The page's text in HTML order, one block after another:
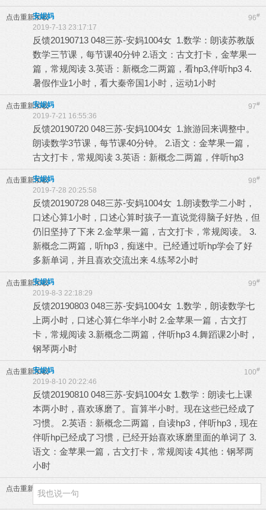
点击重新加载 96#
安妮妈
2019-7-13 23:17:17
反馈20190713 048三苏-安妈1004女 1.数学：朗读苏教版
数学三节课，每节课40分钟 2.语文：古文打卡，金苹果一
篇，常规阅读 3.英语：新概念二两篇，看hp3,伴听hp3 4.
暑假作业1小时，看大秦帝国1小时，运动1小时
点击重新加载 97#
安妮妈
2019-7-21 16:55:36
反馈20190720 048三苏-安妈1004女 1.旅游回来调整中。
朗读数学3节课，每节课40分钟。 2.语文：金苹果一篇，
古文打卡，常规阅读 3.英语：新概念二两篇，伴听hp3
点击重新加载 98#
安妮妈
2019-7-28 20:25:58
反馈20190728 048三苏-安妈1004女 1.朗读数学二小时，
口述心算1小时，口述心算时孩子一直说觉得脑子好热，但
仍旧坚持了下来 2.金苹果一篇，古文打卡，常规阅读。 3.
新概念二两篇，听hp3，痴迷中。已经通过听hp学会了好
多新单词，并且喜欢交流出来 4.练琴2小时
点击重新加载 99#
安妮妈
2019-8-3 22:18:29
反馈20190803 048三苏-安妈1004女 1.数学，朗读数学七
上两小时，口述心算仁华半小时 2.金苹果一篇，古文打
卡，常规阅读 3.新概念二两篇，伴听hp3 4.舞蹈课2小时，
钢琴两小时
点击重新加载 100#
安妮妈
2019-8-10 20:22:46
反馈20190810 048三苏-安妈1004女 1.数学：朗读七上课
本两小时，喜欢琢磨了。盲算半小时。现在这些已经成了
习惯。 2.英语：新概念二两篇，自读hp3，伴听hp3，现在
伴听hp已经成了习惯，已经开始喜欢琢磨里面的单词了 3.
语文：金苹果一篇，古文打卡，常规阅读 4其他：钢琴两
小时
点击重新加载